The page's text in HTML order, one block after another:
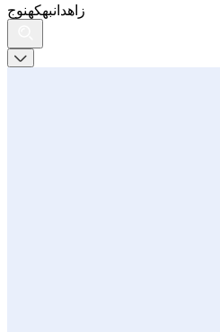
زاهدانبهکهنوج